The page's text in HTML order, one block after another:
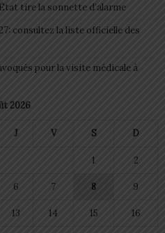
tire la sonnette d’alarme
consultez la liste officielle des
pour la visite médicale à
2026
J V S D
1 2
6 7 8 9
13 14 15 16